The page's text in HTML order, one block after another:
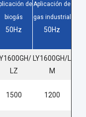
de
biogás
50Hz
Aplicación de
gas industrial
50Hz
LZ
LY1600GH/L
M
1500 1200